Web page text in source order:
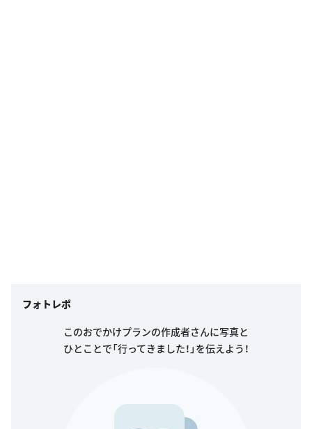
フォトレポ
このおでかけプランの作成者さんに写真と
ひとことで「行ってきました！」を伝えよう！